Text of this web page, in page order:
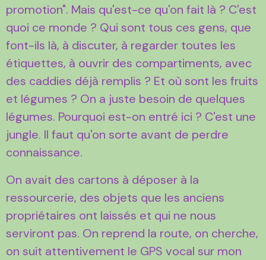
promotion". Mais qu'est-ce qu'on fait là ? C'est
quoi ce monde ? Qui sont tous ces gens, que
font-ils là, à discuter, à regarder toutes les
étiquettes, à ouvrir des compartiments, avec
des caddies déjà remplis ? Et où sont les fruits
et légumes ? On a juste besoin de quelques
légumes. Pourquoi est-on entré ici ? C'est une
jungle. Il faut qu'on sorte avant de perdre
connaissance.
On avait des cartons à déposer à la
ressourcerie, des objets que les anciens
propriétaires ont laissés et qui ne nous
serviront pas. On reprend la route, on cherche,
on suit attentivement le GPS vocal sur mon